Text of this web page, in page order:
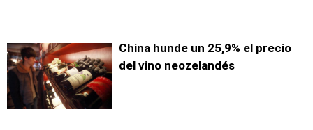
China hunde un 25,9% el precio
del vino neozelandés